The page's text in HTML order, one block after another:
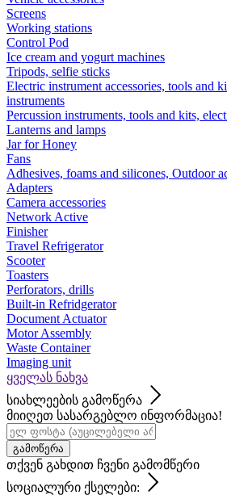
Screens
Working stations
Control Pod
Ice cream and yogurt machines
Tripods, selfie sticks
Electric instrument accessories, tools and
instruments
Percussion instruments, tools and kits,
Lanterns and lamps
Jar for Honey
Fans
Adhesives, foams and silicones, Outdoor
Adapters
Camera accessories
Network Active
Finisher
Travel Refrigerator
Scooter
Toasters
Perforators, drills
Built-in Refridgerator
Document Actuator
Motor Assembly
Waste Container
Imaging unit
ყველას ნახვა
სიახლეების გამოწერა
მიიღეთ სასარგებლო ინფორმაცია!
გამოწერა
თქვენ გახდით ჩვენი გამომწერი
სოციალური ქსელები: